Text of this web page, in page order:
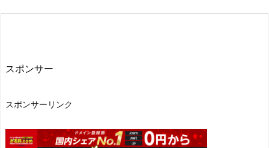
スポンサー
スポンサーリンク